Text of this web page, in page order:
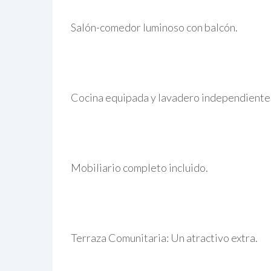
Salón-comedor luminoso con balcón.
Cocina equipada y lavadero
Mobiliario completo incluido.
Terraza Comunitaria: Un atractivo extra.